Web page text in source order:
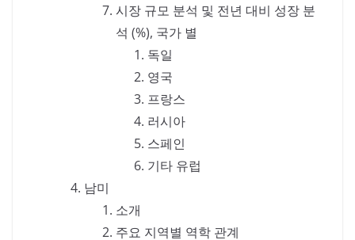
시장 규모 분석 및 전년 대비 성장 분
석 (%), 국가 별
독일
영국
프랑스
러시아
스페인
기타 유럽
남미
소개
주요 지역별 역학 관계